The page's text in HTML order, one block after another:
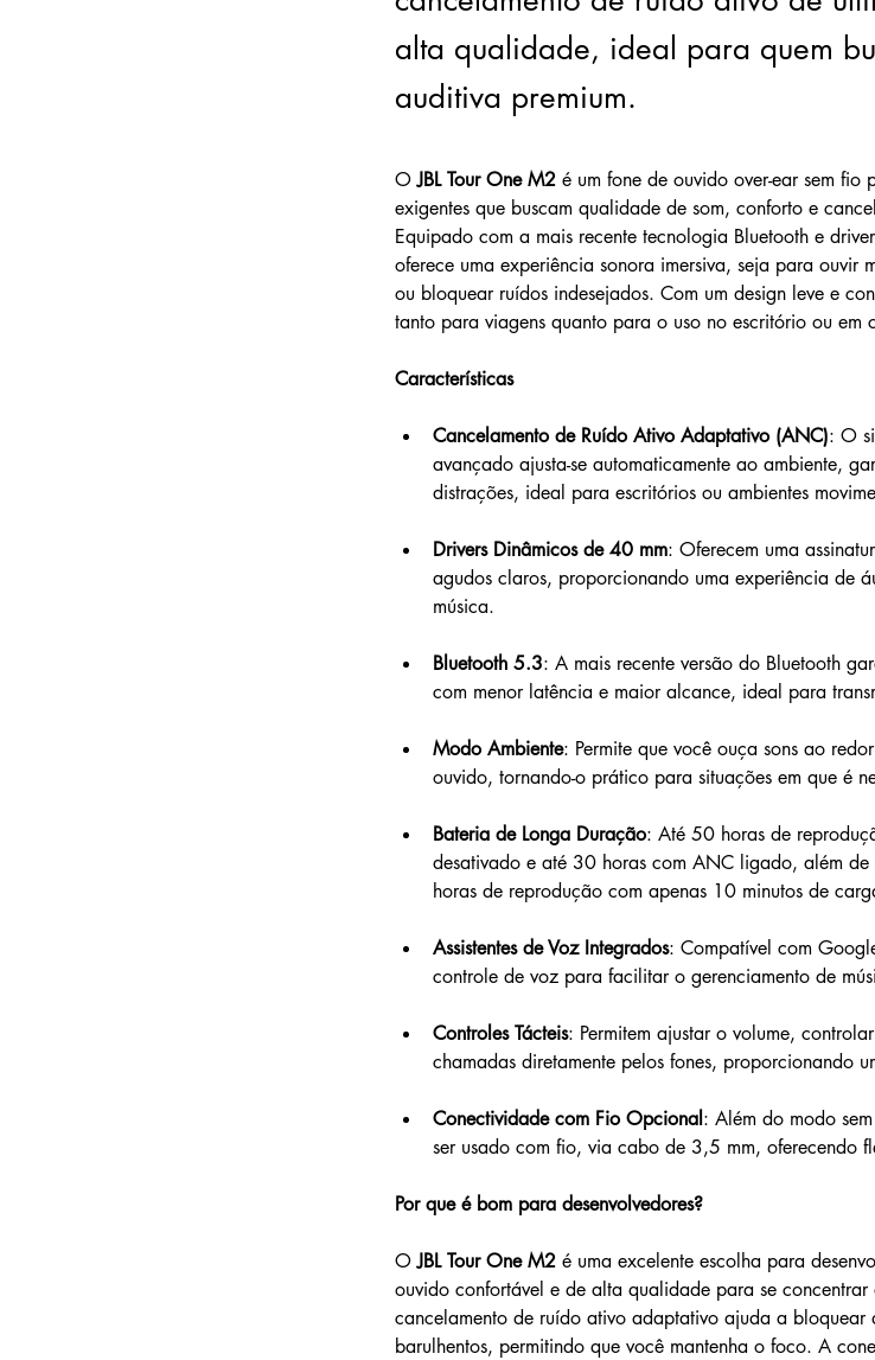
alta qualidade, ideal para quem
auditiva premium.
O JBL Tour One M2 é um fone de ouvido over-ear sem fio
exigentes que buscam qualidade de som, conforto e
Equipado com a mais recente tecnologia Bluetooth e
oferece uma experiência sonora imersiva, seja para ouvir
ou bloquear ruídos indesejados. Com um design leve e
tanto para viagens quanto para o uso no escritório ou em
Características
Cancelamento de Ruído Ativo Adaptativo (ANC): O
avançado ajusta-se automaticamente ao ambiente,
distrações, ideal para escritórios ou ambientes
Drivers Dinâmicos de 40 mm: Oferecem uma
agudos claros, proporcionando uma experiência de
música.
Bluetooth 5.3: A mais recente versão do Bluetooth
com menor latência e maior alcance, ideal para
Modo Ambiente: Permite que você ouça sons ao
ouvido, tornando-o prático para situações em que é
Bateria de Longa Duração: Até 50 horas de
desativado e até 30 horas com ANC ligado, além
horas de reprodução com apenas 10 minutos de
Assistentes de Voz Integrados: Compatível com
controle de voz para facilitar o gerenciamento de
Controles Tácteis: Permitem ajustar o volume,
chamadas diretamente pelos fones, proporcionando
Conectividade com Fio Opcional : Além do modo
ser usado com fio, via cabo de 3,5 mm, oferecendo
Por que é bom para desenvolvedores?
O JBL Tour One M2 é uma excelente escolha para
ouvido confortável e de alta qualidade para se
cancelamento de ruído ativo adaptativo ajuda a bloquear
barulhentos, permitindo que você mantenha o foco. A